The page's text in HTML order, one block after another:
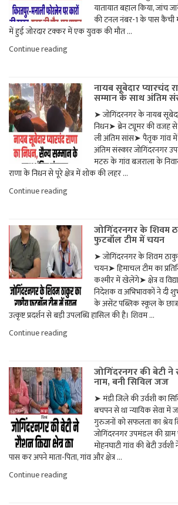
यातायात बहाल किया, जांच
की टनल नंबर-1 के पास कैंची
में हुई जोरदार टक्कर में एक युवक की मौत …
Continue reading"किरतपुर–
कारों
की
टक्कर,
युवक
की
मौत,
छह
घायल"
नायब सूबेदार प्यारचंद
सम्‍मान के साथ अंतिम
➤ जोगिंदरनगर के नायब
निधन➤ ब्रेन ट्यूमर की वजह
ली अंतिम सांस➤ पैतृक गांव
अंतिम संस्कार जोगिंदरनगर
मटरु के गांव बजराला के
राणा के निधन से पूरे क्षेत्र में शोक की लहर …
Continue reading"नायब
का
निधन,
सैन्‍य
सम्‍मान
के
साथ
अंतिम
संस्‍कार"
जोगिंदरनगर के शिवम
फुटबॉल टीम में चयन
➤ जोगिंदरनगर के शिवम
चयन➤ हिमाचल टीम का
कश्मीर में खेलेंगे➤ क्षेत्र व
निदेशक व अभिभावकों ने दी
के असेंट पब्लिक स्कूल के
उत्कृष्ट प्रदर्शन से बड़ी उपलब्धि हासिल की है। शिवम …
Continue reading"जोगिंदरनगर
का
राष्ट्रीय
फुटबॉल
टीम
में
चयन"
जोगिंदरनगर की बेटी ने
नाम, बनी सिविल जज
➤ मंडी जिले की उर्वशी का
बचपन से था न्यायिक सेवा में
गुरुजनों को सफलता का श्रेय
जोगिंदरनगर उपमंडल की
मोहनघाटी गांव की बेटी
पास कर अपने माता-पिता, गांव और क्षेत्र …
Continue reading"जोगिंदरनगर